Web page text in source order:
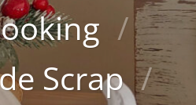
/
Scrap /